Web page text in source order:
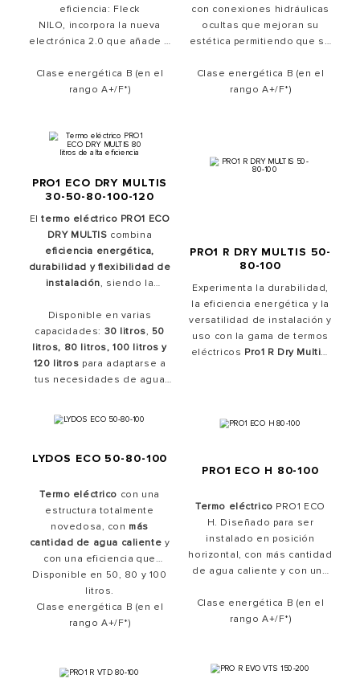
eficiencia: Fleck
NILO, incorpora la nueva
electrónica 2.0 que añade a
siempre, la tecnología más
avanzada para optimizar su
ahorrando tu consumo con
Fleck NILO.
Clase energética B (en el
rango A+/F*)
con conexiones hidráulicas
ocultas que mejoran su
estética permitiendo que se
espacio. Se trata de un
termo eléctrico inteligente
Clase energética B (en el
rango A+/F*)
PRO1 ECO DRY MULTIS
30-50-80-100-120
Eltermo eléctrico PRO1 ECO
DRY MULTIS combina
eficiencia energética,
durabilidad y flexibilidad de
instalación, siendo la
hogar. Con clase energética
Ben el rango A+/F*, ofrece
unalto rendimiento
energéticoy la innovadora
función ECO EVO , que
que un
Disponible en varias
capacidades: 30 litros, 50
litros, 80 litros, 100 litros y
120 litros para adaptarse a
tus necesidades de agua
quienes buscan un
eléctrico eficiente
PRO1 R DRY MULTIS 50-
80-100
Experimenta la durabilidad,
la eficiencia energética y la
versatilidad de instalación y
uso con la gama de termos
eléctricos Pro1 R Dry Multis.
eficiente y de calidad en
horizontal.
LYDOS ECO 50-80-100
Termo eléctrico con una
estructura totalmente
novedosa, con más
cantidad de agua caliente y
con una eficiencia que
alcanza lamáxima clase
de la categoría.
Una nueva experiencia en
agua caliente.
Disponible en 50, 80 y 100
litros.
Clase energética B (en el
rango A+/F*)
PRO1 ECO H 80-100
Termo eléctrico PRO1 ECO
H. Diseñado para ser
instalado en posición
horizontal, con más cantidad
de agua caliente y con una
máxima clase energética de
la categoría. Una nueva
Clase energética B (en el
rango A+/F*)